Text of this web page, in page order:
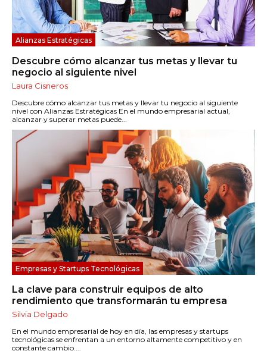
Alianzas Estratégicas
Descubre cómo alcanzar tus metas y llevar tu
negocio al siguiente nivel
Laura Cisneros
Descubre cómo alcanzar tus metas y llevar tu negocio al siguiente
nivel con Alianzas Estratégicas En el mundo empresarial actual,
alcanzar y superar metas puede...
Empresas y Startups Tecnológicas
La clave para construir equipos de alto
rendimiento que transformarán tu empresa
Silvia Delgado
En el mundo empresarial de hoy en día, las empresas y startups
tecnológicas se enfrentan a un entorno altamente competitivo y en
constante cambio....